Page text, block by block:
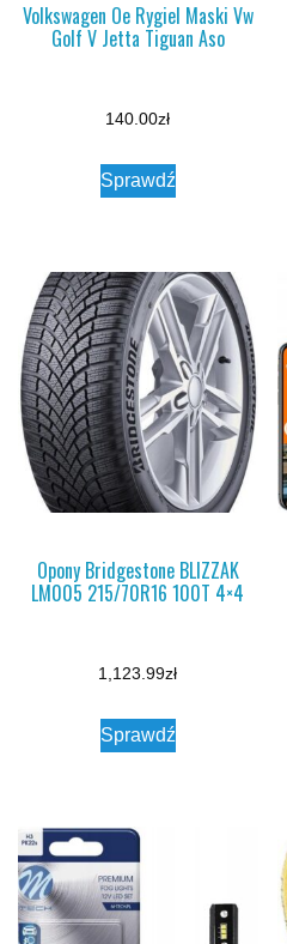
Volkswagen Oe Rygiel Maski Vw
Golf V Jetta Tiguan Aso
140.00zł
Sprawdź
Opony Bridgestone BLIZZAK
LM005 215/70R16 100T 4×4
1,123.99zł
Sprawdź